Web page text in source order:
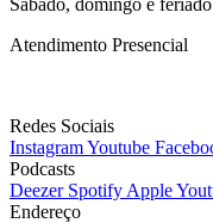
Sábado, domingo e
Atendimento Presencial
Redes Sociais
InstagramYoutube
Podcasts
Deezer Spotify Apple
Endereço